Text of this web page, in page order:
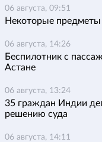
06 августа, 09:51
Некоторые
06 августа, 14:26
Беспилотник с
Астане
06 августа, 13:24
35 граждан Индии
решению суда
06 августа, 14:11